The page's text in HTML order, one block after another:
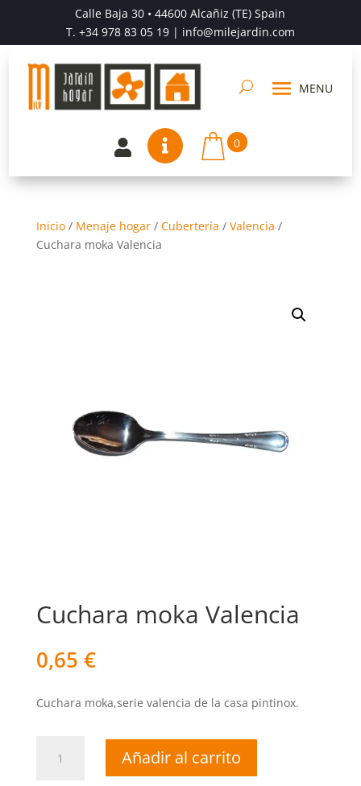
Calle Baja 30 • 44600 Alcañiz (TE) Spain
T. +34 978 83 05 19| info@milejardin.com
  0
Inicio/ Menaje hogar/ Cubertería / Valencia /
Cuchara moka Valencia
Cuchara moka Valencia
0,65 €
Cuchara moka,serie valencia de la casa pintinox.
moka
Añadir al carrito